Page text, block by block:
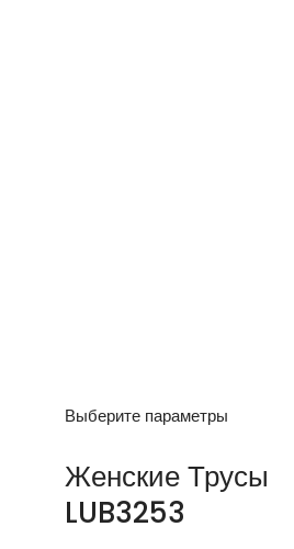
Выберите параметры
Женские Трусы
LUB3253